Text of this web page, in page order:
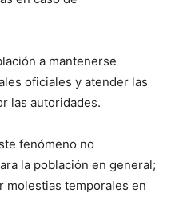
a mantenerse
oficiales y atender las
las autoridades.
fenómeno no
la población en general;
molestias temporales en